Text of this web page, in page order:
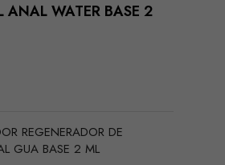
ANAL WATER BASE 2
REGENERADOR DE
GUA BASE 2 ML